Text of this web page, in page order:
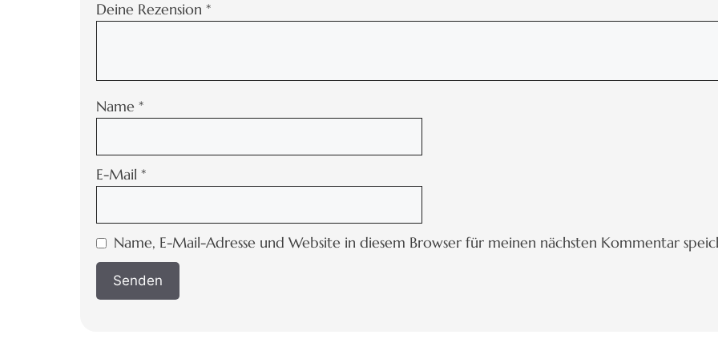
Deine Rezension *
Name *
E-Mail *
Name, E-Mail-Adresse und Website in diesem Browser für meinen nächsten Kommentar